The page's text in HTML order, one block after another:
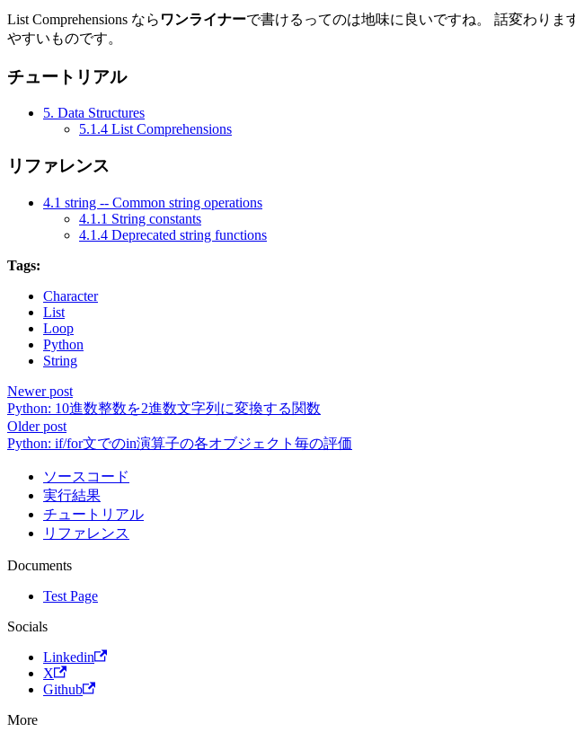
List Comprehensions なら ワンライナーで書けるってのは地味に良いですね。 話変わり
やすいものです。
チュートリアル
5. Data Structures
5.1.4 List Comprehensions
リファレンス
4.1 string -- Common string operations
4.1.1 String constants
4.1.4 Deprecated string functions
Tags:
Character
List
Loop
Python
String
Newer post
Python: 10進数整数を2進数文字列に変換する関数
Older post
Python: if/for文でのin演算子の各オブジェクト毎の評価
ソースコード
実行結果
チュートリアル
リファレンス
Documents
Test Page
Socials
Linkedin
X
Github
More